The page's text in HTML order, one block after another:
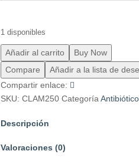
1 disponibles
Añadir al carrito
Buy Now
Compare
Añadir a la lista de
Compartir enlace:
SKU: CLAM250 Categoría
Descripción
Valoraciones (0)